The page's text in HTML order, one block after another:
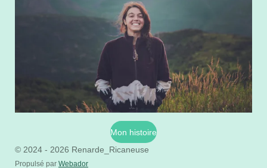
Mon histoire
© 2024 - 2026 Renarde_Ricaneuse
Propulsé par Webador